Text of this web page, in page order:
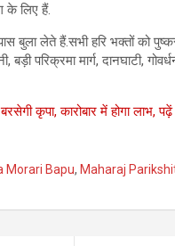
के लिए हैं.
बुला लेते हैं.सभी हरि भक्तों को
परिक्रमा मार्ग, दानघाटी,
कृपा, कारोबार में होगा लाभ,
Morari Bapu, Maharaj